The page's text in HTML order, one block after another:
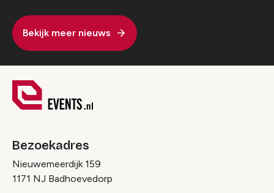
Bekijk meer nieuws
Bezoekadres
Nieuwemeerdijk 159
1171 NJ Badhoevedorp